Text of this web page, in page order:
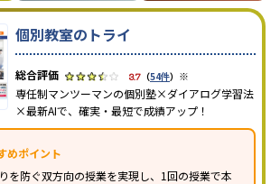
個別教室のトライ
3.7 （54件） ※
専任制マンツーマンの個別塾×ダイアログ学習法
×最新AIで、確実・最短で成績アップ！
めポイント
を防ぐ双方向の授業を実現し、1回の授業で本